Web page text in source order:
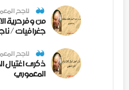
ناجح
من وفر حرية
جغرافيات /
ناجح
ذكرى اغتيال
المعموري